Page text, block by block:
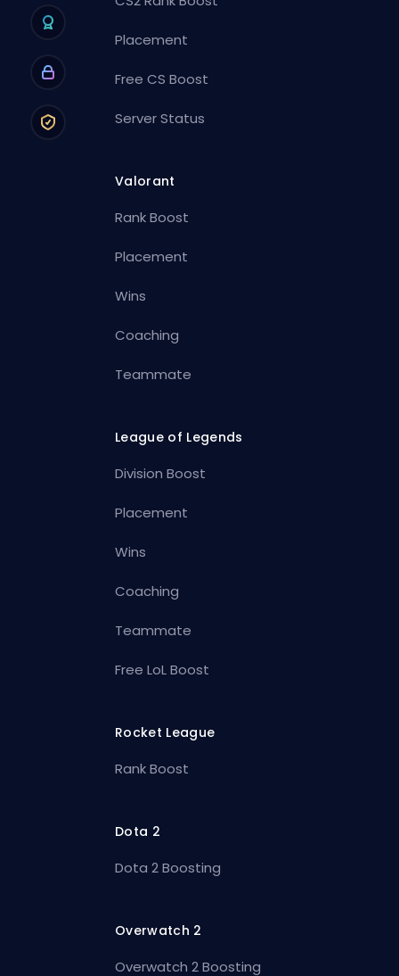
Placement
Free CS Boost
Server Status
Valorant
Rank Boost
Placement
Wins
Coaching
Teammate
League of Legends
Division Boost
Placement
Wins
Coaching
Teammate
Free LoL Boost
Rocket League
Rank Boost
Dota 2
Dota 2 Boosting
Overwatch 2
Overwatch 2 Boosting